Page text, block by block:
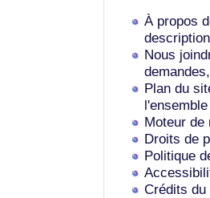
À propos
Nous
Plan du
Moteur de
Droits de
Politique
Crédits du